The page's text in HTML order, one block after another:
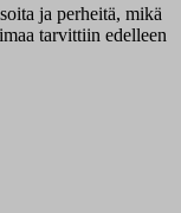
ja perheitä, mikä
tarvittiin edelleen